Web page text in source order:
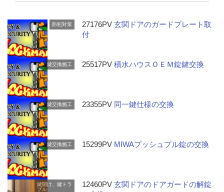
防犯対策 27176PV玄関ドアのガードプレート取
付
鍵交換施工 25517PV積水ハウスＯＥＭ錠鍵交換
鍵交換施工 23355PV 同一鍵仕様の交換
鍵交換施工 15299PV MIWAプッシュプル錠の交換
鍵開け、鍵トラ
ブル
12460PV玄関ドアのドアガードの解錠